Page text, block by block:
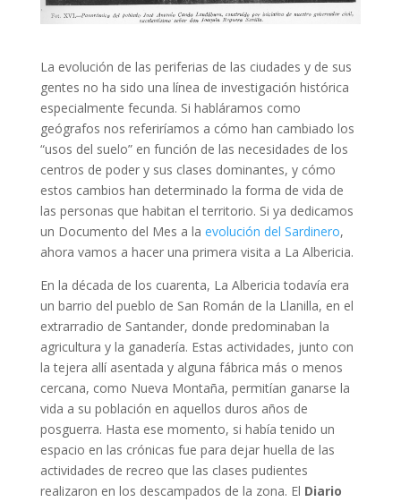
La evolución de las periferias de las ciudades y de sus
gentes no ha sido una línea de investigación histórica
especialmente fecunda. Si habláramos como
geógrafos nos referiríamos a cómo han cambiado los
“usos del suelo” en función de las necesidades de los
centros de poder y sus clases dominantes, y cómo
estos cambios han determinado la forma de vida de
las personas que habitan el territorio. Si ya dedicamos
un Documento del Mes a la evolución del Sardinero,
ahora vamos a hacer una primera visita a La Albericia.
En la década de los cuarenta, La Albericia todavía era
un barrio del pueblo de San Román de la Llanilla, en el
extrarradio de Santander, donde predominaban la
agricultura y la ganadería. Estas actividades, junto con
la tejera allí asentada y alguna fábrica más o menos
cercana, como Nueva Montaña, permitían ganarse la
vida a su población en aquellos duros años de
posguerra. Hasta ese momento, si había tenido un
espacio en las crónicas fue para dejar huella de las
actividades de recreo que las clases pudientes
realizaron en los descampados de la zona. El Diario